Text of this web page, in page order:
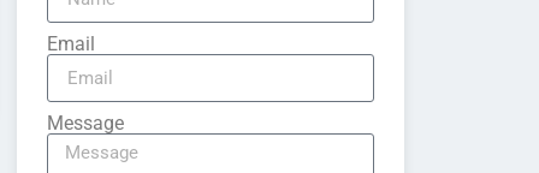
Email
Message